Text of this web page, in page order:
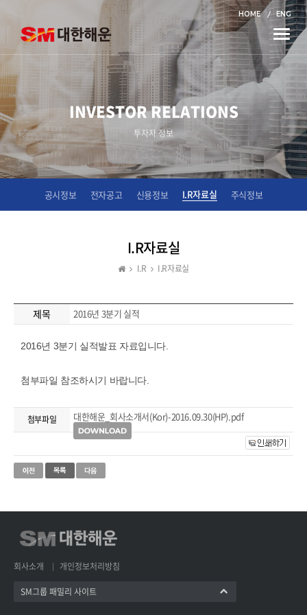
HOME ENG
Toggle
INVESTOR RELATIONS
투자자 정보
공시정보 전자공고 신용정보 I.R자료실 주식정보
I.R자료실
I.R I.R자료실
제목 2016년 3분기 실적
2016년 3분기 실적발표 자료입니다.
첨부파일 참조하시기 바랍니다.
첨부파일 대한해운_회사소개서(Kor)-2016.09.30(HP).pdf
회사소개 개인정보처리방침
SM그룹 패밀리 사이트